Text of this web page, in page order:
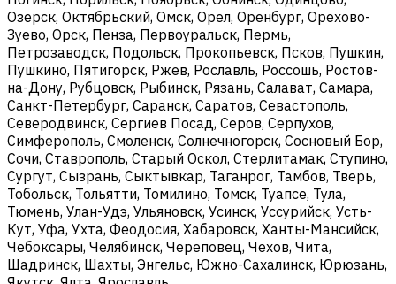
Озерск, Октябрьский, Омск, Орел, Оренбург, Орехово-
Зуево, Орск, Пенза, Первоуральск, Пермь,
Петрозаводск, Подольск, Прокопьевск, Псков, Пушкин,
Пушкино, Пятигорск, Ржев, Рославль, Россошь, Ростов-
на-Дону, Рубцовск, Рыбинск, Рязань, Салават, Самара,
Санкт-Петербург, Саранск, Саратов, Севастополь,
Северодвинск, Сергиев Посад, Серов, Серпухов,
Симферополь, Смоленск, Солнечногорск, Сосновый Бор,
Сочи, Ставрополь, Старый Оскол, Стерлитамак, Ступино,
Сургут, Сызрань, Сыктывкар, Таганрог, Тамбов, Тверь,
Тобольск, Тольятти, Томилино, Томск, Туапсе, Тула,
Тюмень, Улан-Удэ, Ульяновск, Усинск, Уссурийск, Усть-
Кут, Уфа, Ухта, Феодосия, Хабаровск, Ханты-Мансийск,
Чебоксары, Челябинск, Череповец, Чехов, Чита,
Шадринск, Шахты, Энгельс, Южно-Сахалинск, Юрюзань,